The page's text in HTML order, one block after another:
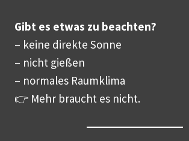
Gibt es etwas zu beachten?
– keine direkte Sonne
– nicht gießen
– normales Raumklima
👉 Mehr braucht es nicht.